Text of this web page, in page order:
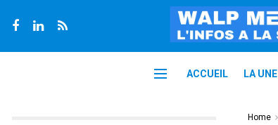
ACCUEIL LA UNE
Home